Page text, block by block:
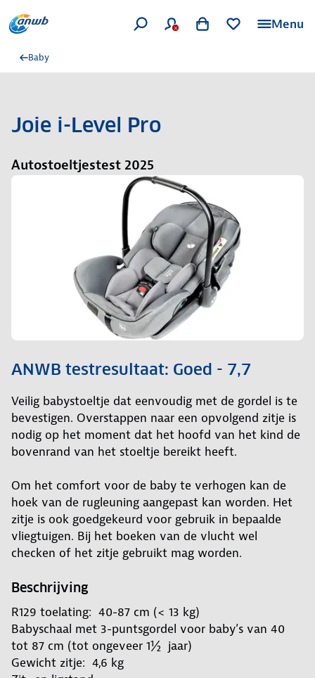
Menu
Baby
Joie i-Level Pro
Autostoeltjestest 2025
ANWB testresultaat: Goed - 7,7
Veilig babystoeltje dat eenvoudig met de gordel is te
bevestigen. Overstappen naar een opvolgend zitje is
nodig op het moment dat het hoofd van het kind de
bovenrand van het stoeltje bereikt heeft.
Om het comfort voor de baby te verhogen kan de
hoek van de rugleuning aangepast kan worden. Het
zitje is ook goedgekeurd voor gebruik in bepaalde
vliegtuigen. Bij het boeken van de vlucht wel
checken of het zitje gebruikt mag worden.
Beschrijving
R129 toelating: 40-87 cm (< 13 kg)
Babyschaal met 3-puntsgordel voor baby’s van 40
tot 87 cm (tot ongeveer 1½ jaar)
Gewicht zitje: 4,6 kg